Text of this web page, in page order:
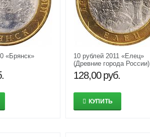
«Брянск»
10 рублей 2011 «Елец»
(Древние города России)
128,00 руб.
КУПИТЬ